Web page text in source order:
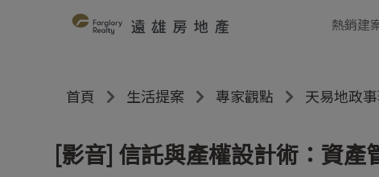
熱銷建
首頁 生活提案 專家觀點 天易地政
[影音] 信託與產權設計術：資